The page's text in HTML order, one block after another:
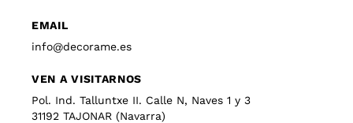
EMAIL
info@decorame.es
VEN A VISITARNOS
Pol. Ind. Talluntxe II. Calle N, Naves 1 y 3
31192 TAJONAR (Navarra)